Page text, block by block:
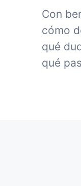
Con
cómo
qué
qué